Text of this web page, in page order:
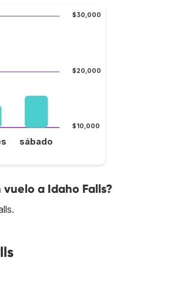
$10,000
$20,000
$30,000
sábado
a Idaho Falls?